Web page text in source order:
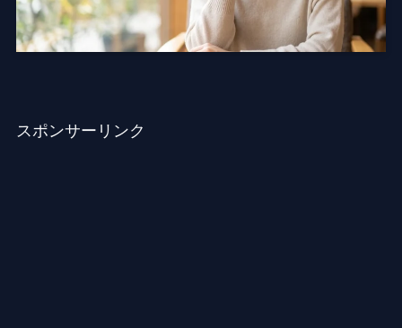
スポンサーリンク